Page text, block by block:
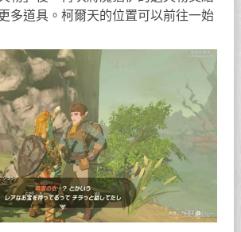
多道具。柯爾天的位置可以前往一始